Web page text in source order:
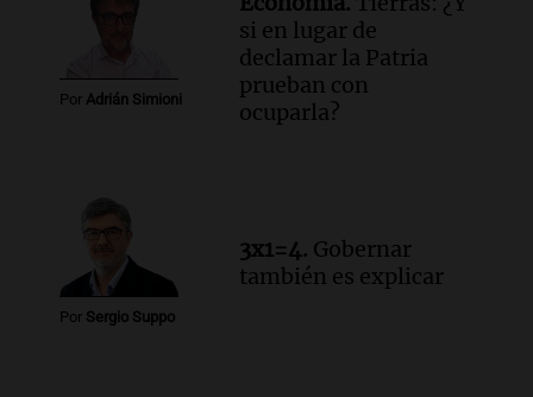
Episodios
Manifestación en Rosario contra
la ley de Propiedad Privada debatida en
el Senado.
Audio.
por la Ley de Tierras: "Construyeron un
relato mentiroso"
Informados al regreso
Episodios
Por Adrián Simioni
si en lugar de
declamar la Patria
prueban con
ocuparla?
Por Sergio Suppo
3x1=4. Gobernar
también es explicar